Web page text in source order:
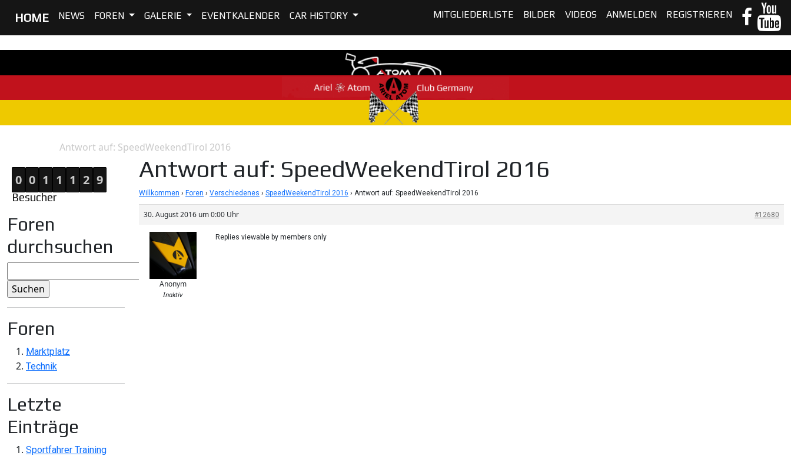
HOME NEWS FOREN GALERIE EVENTKALENDER CAR HISTORY MITGLIEDERLISTE BILDER VIDEOS ANMELDEN REGISTRIEREN
Antwort auf: SpeedWeekendTirol 2016
0 0 1 1 1 2 9
Besucher
Foren
durchsuchen
Foren
Marktplatz
Technik
Letzte
Einträge
Sportfahrer Training
Antwort auf: SpeedWeekendTirol 2016
Willkommen › Foren › Verschiedenes › SpeedWeekendTirol 2016 › Antwort auf: SpeedWeekendTirol 2016
30. August 2016 um 0:00 Uhr #12680
Anonym
Inaktiv
Replies viewable by members only